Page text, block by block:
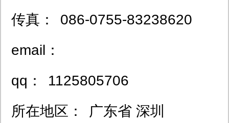
传真：
086-0755-83238620
email：
qq：
1125805706
所在地区：
广东省 深圳